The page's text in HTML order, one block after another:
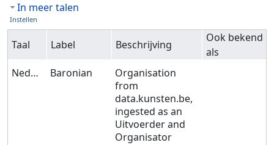
In meer talen
Instellen
Taal Label Beschrijving
Ook bekend
als
Nederlands
Baronian
Organisation
from
data.kunsten.be,
ingested as an
Uitvoerder and
Organisator